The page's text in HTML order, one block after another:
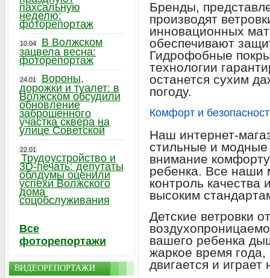
Бренды,
производят
инновационных
обеспечивают
Гидрофобные
технологии
останется сухим
погоду.
Комфорт и
Наш интернет-
стильные и модные
внимание
ребенка. Все наши
контроль качества
высоким
Детские ветровки
вашего ребенка
жаркое время года,
двигается и
пахсальную
неделю:
фоторепортаж
10.04
В Волжском
зацвела весна:
фоторепортаж
24.01
Вороны,
дорожки и туалет: в
Волжском обсудили
обновление
заброшенного
участка сквера на
улице Советской
22.01
Трудоустройство и
3D-печать: депутаты
облдумы оценили
успехи Волжского
дома
соцобслуживания
Все
фоторепортажи
ВИДЕОРЕПОРТАЖИ